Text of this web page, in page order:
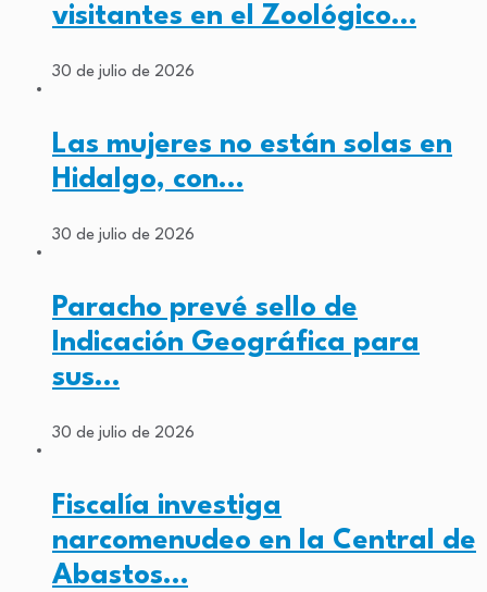
visitantes en el Zoológico…
30 de julio de 2026
Las mujeres no están solas en
Hidalgo, con…
30 de julio de 2026
Paracho prevé sello de
Indicación Geográfica para
sus…
30 de julio de 2026
Fiscalía investiga
narcomenudeo en la Central de
Abastos…